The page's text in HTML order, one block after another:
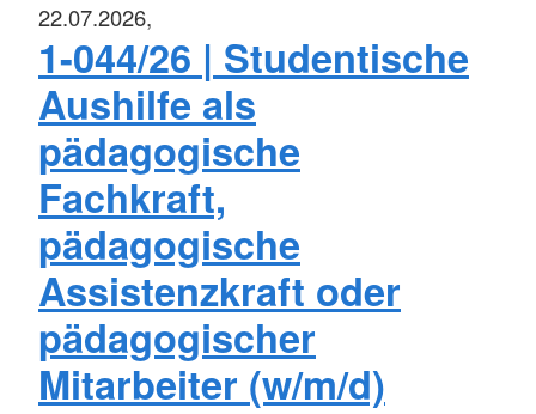
22.07.2026,
1-044/26 | Studentische
Aushilfe als
pädagogische
Fachkraft,
pädagogische
Assistenzkraft oder
pädagogischer
Mitarbeiter (w/m/d)